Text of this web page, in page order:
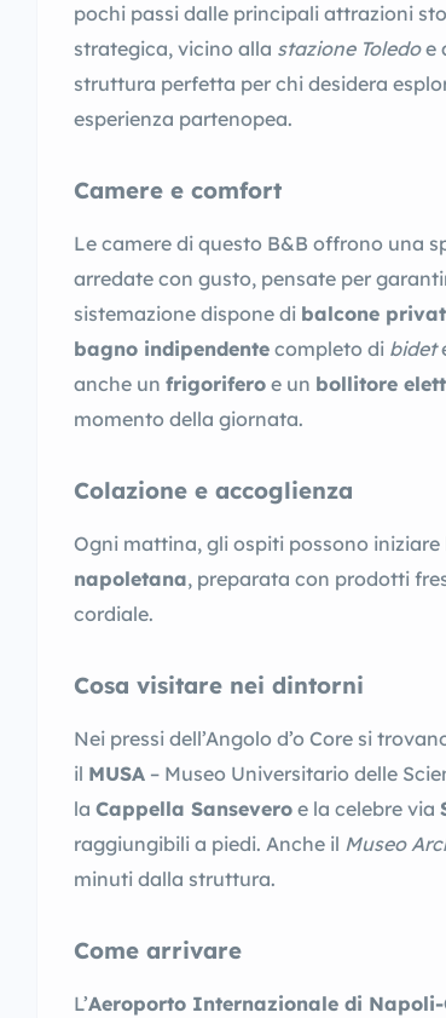
pochi passi dalle principali attrazioni
strategica, vicino alla stazione Toledoe
struttura perfetta per chi desidera
esperienza partenopea.
Camere e comfort
Le camere di questo B&B offrono una
arredate con gusto, pensate per
sistemazione dispone di balcone
bagno indipendente completo di bidet
anche un frigorifero e un bollitore
momento della giornata.
Colazione e accoglienza
Ogni mattina, gli ospiti possono
napoletana, preparata con prodotti
cordiale.
Cosa visitare nei dintorni
Nei pressi dell’Angolo d’o Core si
il MUSA – Museo Universitario delle
la Cappella Sansevero e la celebre via
raggiungibili a piedi. Anche il Museo
minuti dalla struttura.
Come arrivare
L’Aeroporto Internazionale di